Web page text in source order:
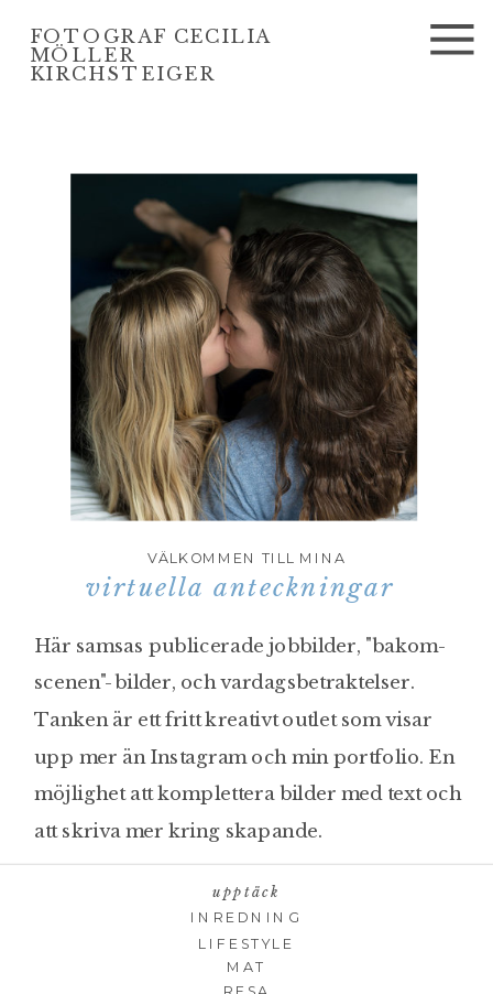
FOTOGRAF CECILIA
MÖLLER
KIRCHSTEIGER
Här samsas publicerade jobbilder, "bakom-
scenen"-bilder, och vardagsbetraktelser.
Tanken är ett fritt kreativt outlet som visar
upp mer än Instagram och min portfolio. En
möjlighet att komplettera bilder med text och
att skriva mer kring skapande.
upptäck
VÄLKOMMEN TILL MINA
virtuella anteckningar
INREDNING
LIFESTYLE
MAT